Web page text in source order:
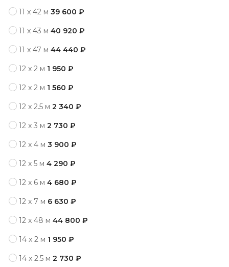
11 x 42 м 39 600 ₽
11 x 43 м 40 920 ₽
11 x 47 м 44 440 ₽
12 x 2 м 1 950 ₽
12 x 2 м 1 560 ₽
12 x 2.5 м 2 340 ₽
12 x 3 м 2 730 ₽
12 x 4 м 3 900 ₽
12 x 5 м 4 290 ₽
12 x 6 м 4 680 ₽
12 x 7 м 6 630 ₽
12 x 48 м 44 800 ₽
14 x 2 м 1 950 ₽
14 x 2.5 м 2 730 ₽